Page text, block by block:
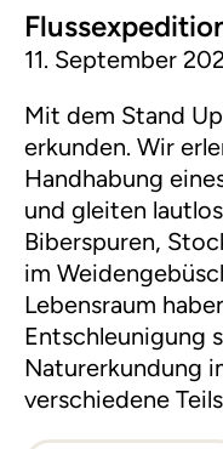
11. September
Mit dem Stand
erkunden. Wir
Handhabung
und gleiten
Biberspuren,
im
Lebensraum
Entschleunigung
Naturerkundung
verschiedene